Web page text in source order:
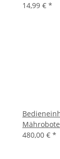
14,99 € *
480,00 € *